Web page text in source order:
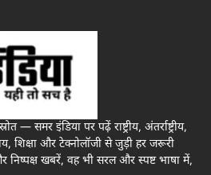
— समर इंडिया पर पढ़ें राष्ट्रीय, अंतर्राष्ट्रीय,
शिक्षा और टेक्नोलॉजी से जुड़ी हर जरूरी
खबरें, वह भी सरल और स्पष्ट भाषा में,